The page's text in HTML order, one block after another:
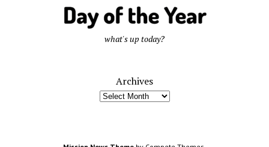
what's up today?
Archives